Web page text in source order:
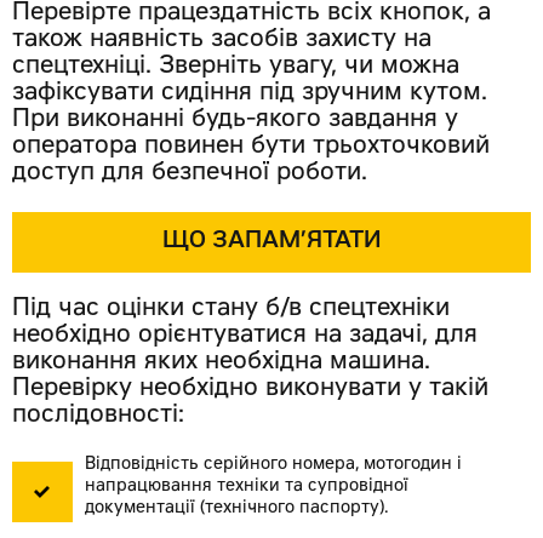
Перевірте працездатність всіх кнопок, а
також наявність засобів захисту на
спецтехніці. Зверніть увагу, чи можна
зафіксувати сидіння під зручним кутом.
При виконанні будь-якого завдання у
оператора повинен бути трьохточковий
доступ для безпечної роботи.
ЩО ЗАПАМ’ЯТАТИ
Під час оцінки стану б/в спецтехніки
необхідно орієнтуватися на задачі, для
виконання яких необхідна машина.
Перевірку необхідно виконувати у такій
послідовності:
Відповідність серійного номера, мотогодин і
напрацювання техніки та супровідної
документації (технічного паспорту).